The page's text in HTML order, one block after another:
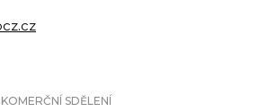
KOMERČNÍ SDĚLENÍ